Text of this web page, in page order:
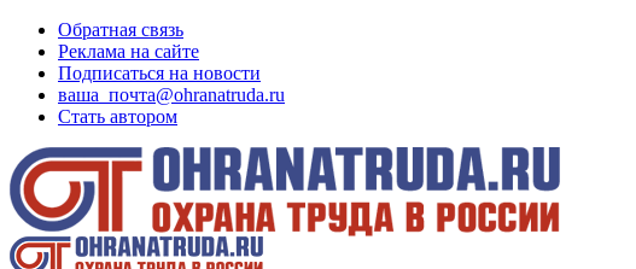
Обратная связь
Реклама на сайте
Подписаться на новости
ваша_почта@ohranatruda.ru
Стать автором